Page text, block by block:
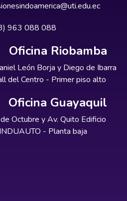
963 088 088
Oficina Riobamba
León Borja y Diego de Ibarra
del Centro - Primer piso alto
Oficina Guayaquil
Octubre y Av. Quito Edificio
INDUAUTO - Planta baja